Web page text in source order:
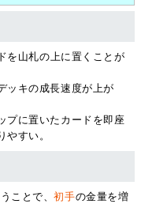
を山札の上に置くことが
ッキの成長速度が上が
プに置いたカードを即座
やすい。
ことで、初手の金量を増